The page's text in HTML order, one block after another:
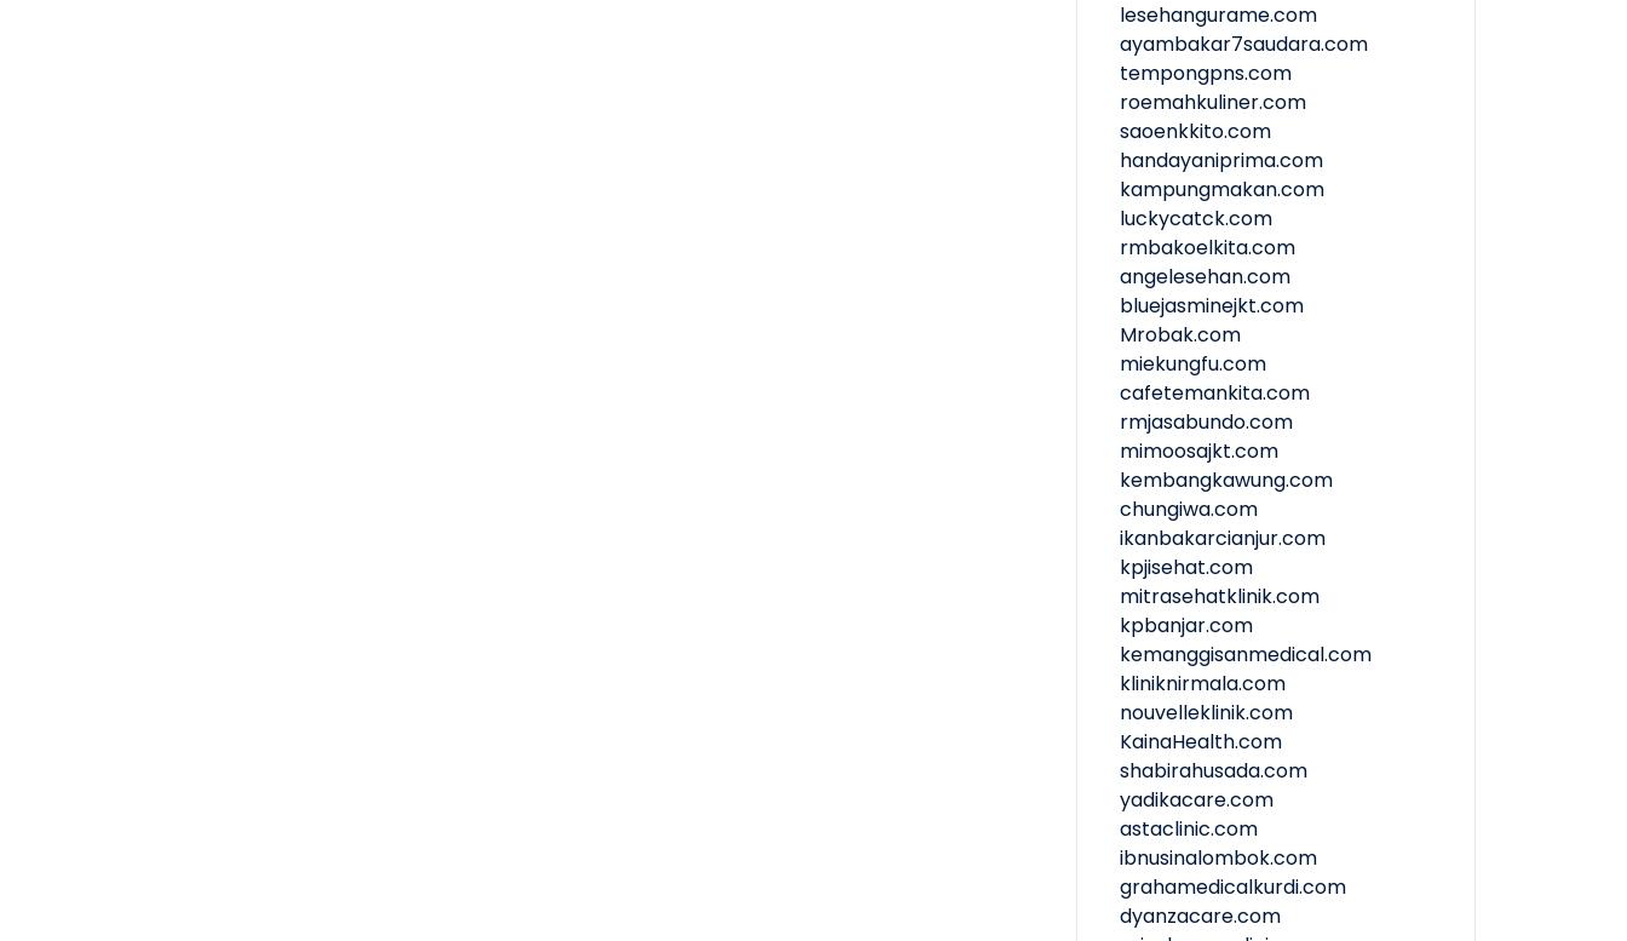
lesehangurame.com
ayambakar7saudara.com
tempongpns.com
roemahkuliner.com
saoenkkito.com
handayaniprima.com
kampungmakan.com
luckycatck.com
rmbakoelkita.com
angelesehan.com
bluejasminejkt.com
Mrobak.com
miekungfu.com
cafetemankita.com
rmjasabundo.com
mimoosajkt.com
kembangkawung.com
chungiwa.com
ikanbakarcianjur.com
kpjisehat.com
mitrasehatklinik.com
kpbanjar.com
kemanggisanmedical.com
kliniknirmala.com
nouvelleklinik.com
KainaHealth.com
shabirahusada.com
yadikacare.com
astaclinic.com
ibnusinalombok.com
grahamedicalkurdi.com
dyanzacare.com